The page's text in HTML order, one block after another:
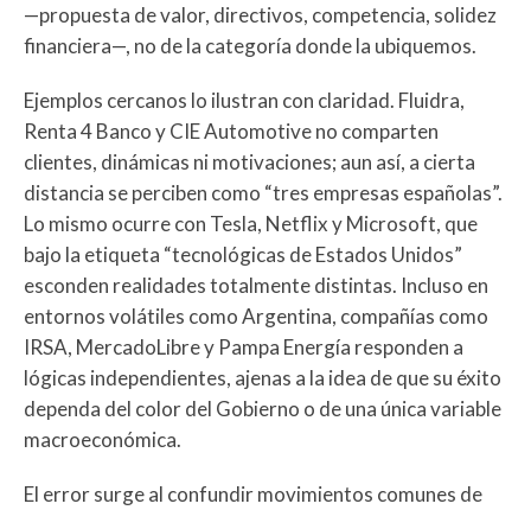
—propuesta de valor, directivos, competencia, solidez
financiera—, no de la categoría donde la ubiquemos.
Ejemplos cercanos lo ilustran con claridad. Fluidra,
Renta 4 Banco y CIE Automotive no comparten
clientes, dinámicas ni motivaciones; aun así, a cierta
distancia se perciben como “tres empresas españolas”.
Lo mismo ocurre con Tesla, Netflix y Microsoft, que
bajo la etiqueta “tecnológicas de Estados Unidos”
esconden realidades totalmente distintas. Incluso en
entornos volátiles como Argentina, compañías como
IRSA, MercadoLibre y Pampa Energía responden a
lógicas independientes, ajenas a la idea de que su éxito
dependa del color del Gobierno o de una única variable
macroeconómica.
El error surge al confundir movimientos comunes de